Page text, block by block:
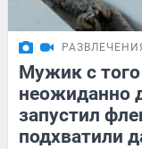
Мужик с
неожиданно
запустил
подхватили